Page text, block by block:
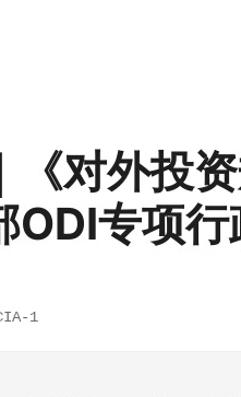
《对外投
ODI专项
1